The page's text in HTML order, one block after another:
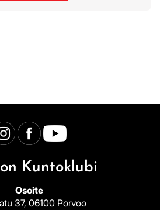
Kuntoklubi
Osoite
37, 06100 Porvoo